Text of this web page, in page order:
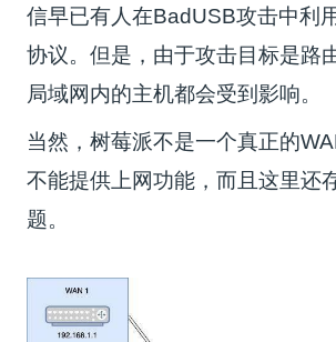
信早已有人在BadUSB攻击中利
协议。但是，由于攻击目标是路
局域网内的主机都会受到影响。
当然，树莓派不是一个真正的
不能提供上网功能，而且这里还
题。